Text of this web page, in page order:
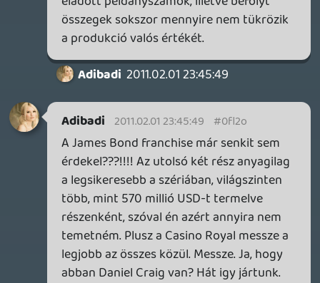
Hálás köszönet.
liquid 2011.02.01 19:32:06
liquid 2011.02.01 19:32:06 #0fl2k
typer 2011.02.01 19:19:46
Erről a fejhallgató képről itt fent, nincs
valahol egy nagyobb verzió.
Űrdongó 2011.02.01 18:00:15 #0fl2i
Tényleg az a majom a szinkronhangja
Luke-nak... Itt van mindenkinek egy kis